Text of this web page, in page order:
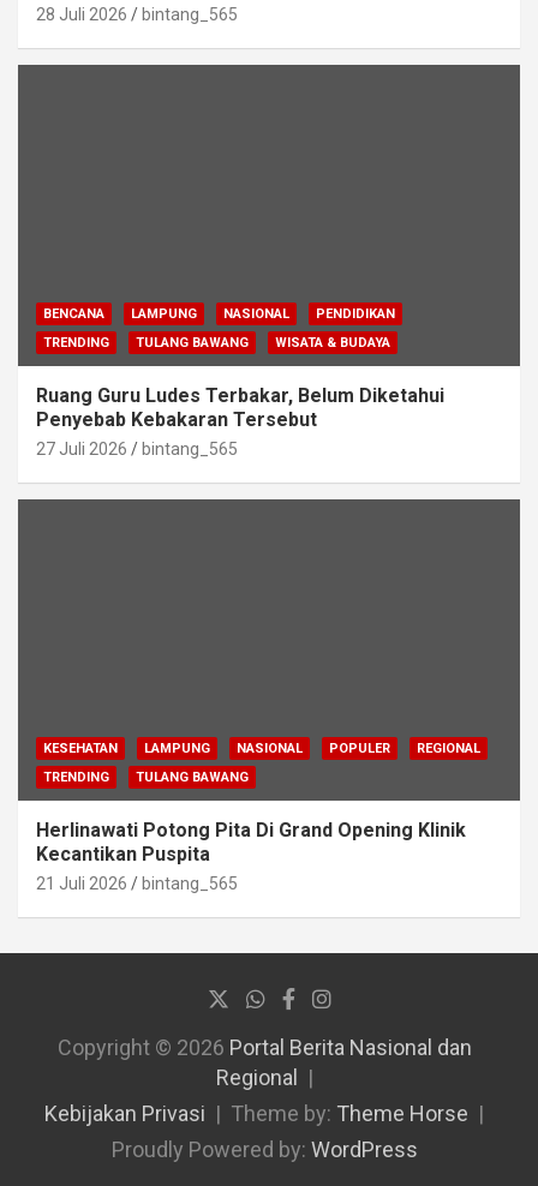
28 Juli 2026 bintang_565
BENCANA LAMPUNG NASIONAL
PENDIDIKAN
TRENDING
TULANG BAWANG WISATA & BUDAYA
Ruang Guru Ludes Terbakar, Belum Diketahui
Penyebab Kebakaran Tersebut
27 Juli 2026 bintang_565
KESEHATAN LAMPUNG NASIONAL POPULER
REGIONAL
TRENDING
TULANG BAWANG
Herlinawati Potong Pita Di Grand Opening Klinik
Kecantikan Puspita
21 Juli 2026 bintang_565
Copyright © 2026 Portal Berita Nasional dan
Regional
Kebijakan Privasi
Theme by: Theme Horse
Proudly Powered by: WordPress